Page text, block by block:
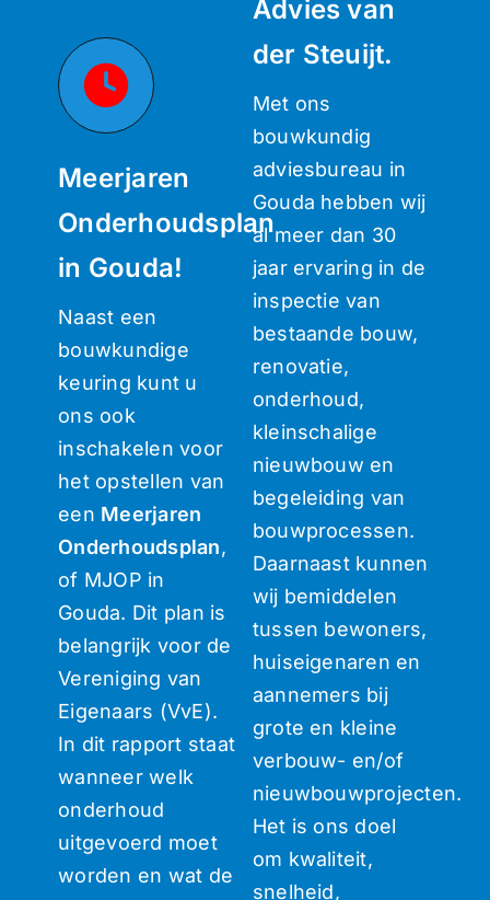
Meerjaren
Onderhoudsplan
in Gouda!
Naast een
bouwkundige
keuring kunt u
ons ook
inschakelen voor
het opstellen van
een Meerjaren
Onderhoudsplan,
of MJOP in
Gouda. Dit plan is
belangrijk voor de
Vereniging van
Eigenaars (VvE).
In dit rapport staat
wanneer welk
onderhoud
uitgevoerd moet
worden en wat de
Advies van
der Steuijt.
Met ons
bouwkundig
adviesbureau in
Gouda hebben wij
al meer dan 30
jaar ervaring in de
inspectie van
bestaande bouw,
renovatie,
onderhoud,
kleinschalige
nieuwbouw en
begeleiding van
bouwprocessen.
Daarnaast kunnen
wij bemiddelen
tussen bewoners,
huiseigenaren en
aannemers bij
grote en kleine
verbouw- en/of
nieuwbouwprojecten.
Het is ons doel
om kwaliteit,
snelheid,